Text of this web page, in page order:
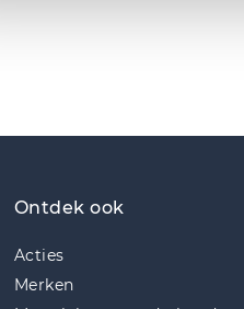
Ontdek ook
Acties
Merken